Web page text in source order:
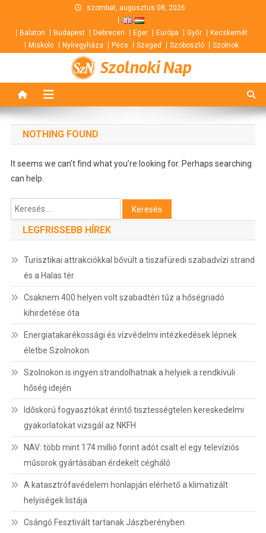
content
szombat, augusztus 08, 2026
Balaton Budapest Debrecen Eger Európa Győr
Kecskemét
Miskolc
Nyíregyháza Pécs Szeged Szoboszló Szolnok
Szolnoki Nap
NOTHING FOUND
It seems we can’t find what you’re looking for. Perhaps searching
can help.
Keresés:
LEGFRISSEBB HÍREK
Turisztikai attrakciókkal bővült a tiszafüredi szabadvízi strand
és a Halas tér
Csaknem 400 helyen volt szabadtéri tűz a hőségriadó
kihirdetése óta
Energiatakarékossági és vízvédelmi intézkedések lépnek
életbe Szolnokon
Szolnokon is ingyen strandolhatnak a helyiek a rendkívüli
hőség idején
Időskorú fogyasztókat érintő tisztességtelen kereskedelmi
gyakorlatokat vizsgál az NKFH
NAV: több mint 174 millió forint adót csalt el egy televíziós
műsorok gyártásában érdekelt cégháló
A katasztrófavédelem honlapján elérhető a klimatizált
helyiségek listája
Csángó Fesztivált tartanak Jászberényben